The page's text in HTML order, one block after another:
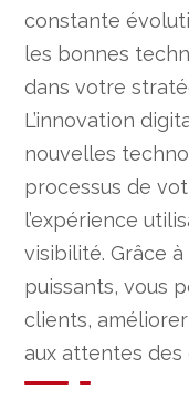
constante
les bonnes
dans votre
L’innovation
nouvelles
processus de
l’expérience
visibilité. Grâce
puissants, vous
clients,
aux attentes des